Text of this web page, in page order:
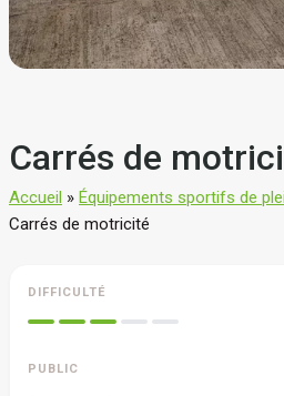
Carrés de
Accueil » Équipements sportifs de
Carrés de motricité
DIFFICULTÉ
PUBLIC